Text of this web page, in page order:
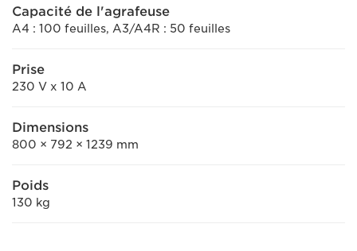
Capacité de l'agrafeuse
A4 : 100 feuilles, A3/A4R : 50 feuilles
Prise
230 V x 10 A
Dimensions
800 × 792 × 1239 mm
Poids
130 kg